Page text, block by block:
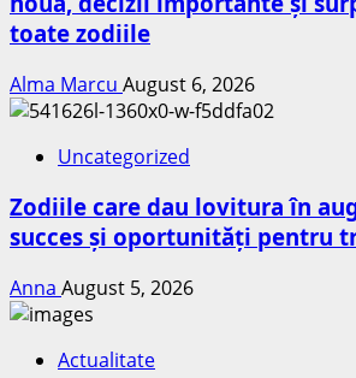
toate zodiile
Alma Marcu August 6, 2026
Uncategorized
Zodiile care dau lovitura în
succes și oportunități pentru
Anna August 5, 2026
Actualitate